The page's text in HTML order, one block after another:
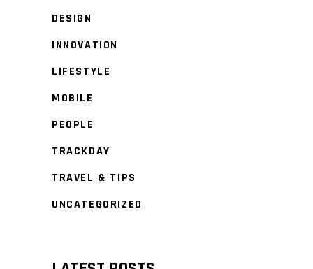
DESIGN
INNOVATION
LIFESTYLE
MOBILE
PEOPLE
TRACKDAY
TRAVEL & TIPS
UNCATEGORIZED